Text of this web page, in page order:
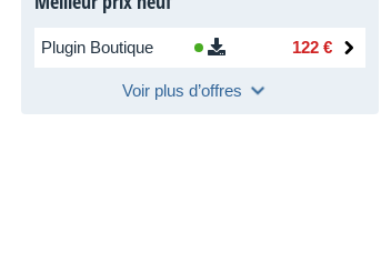
Plugin Boutique 122 €
Voir plus d’offres